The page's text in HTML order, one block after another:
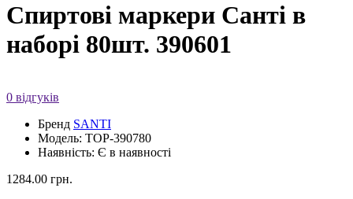
Спиртові маркери Санті в
наборі 80шт. 390601
0 відгуків
Бренд SANTI
Модель: TOP-390780
Наявність: Є в наявності
1284.00 грн.